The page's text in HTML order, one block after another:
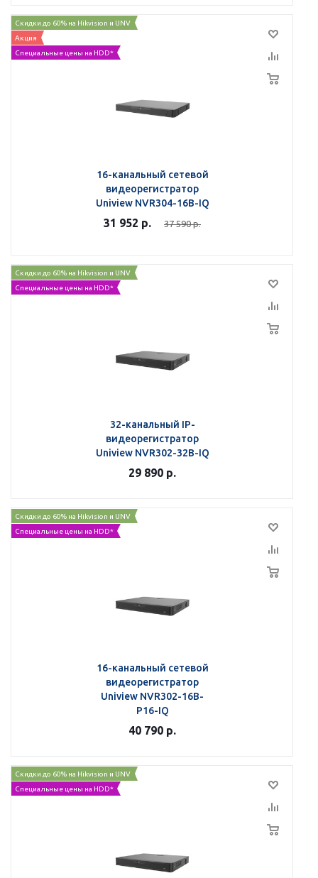
Скидки до 60% на Hikvision и UNV
Акция
Специальные цены на HDD*
16-канальный сетевой
видеорегистратор
Uniview NVR304-16B-IQ
31 952 р. 37 590р.
Скидки до 60% на Hikvision и UNV
Специальные цены на HDD*
32-канальный IP-
видеорегистратор
Uniview NVR302-32B-IQ
29 890 р.
Скидки до 60% на Hikvision и UNV
Специальные цены на HDD*
16-канальный сетевой
видеорегистратор
Uniview NVR302-16B-
P16-IQ
40 790 р.
Скидки до 60% на Hikvision и UNV
Специальные цены на HDD*